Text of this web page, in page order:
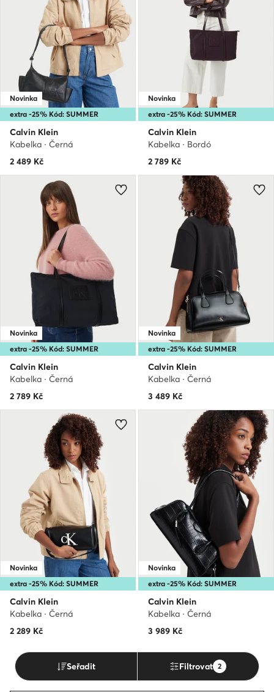
extra -25% Kód: SUMMER
Novinka
Calvin Klein
Kabelka · Černá
2 489 Kč
extra -25% Kód: SUMMER
Novinka
Calvin Klein
Kabelka · Bordó
2 789 Kč
extra -25% Kód: SUMMER
Novinka
Calvin Klein
Kabelka · Černá
2 789 Kč
extra -25% Kód: SUMMER
Novinka
Calvin Klein
Kabelka · Černá
3 489 Kč
extra -25% Kód: SUMMER
Novinka
Calvin Klein
Kabelka · Černá
2 289 Kč
extra -25% Kód: SUMMER
Novinka
Calvin Klein
Kabelka · Černá
3 989 Kč
Seřadit Filtrovat 2